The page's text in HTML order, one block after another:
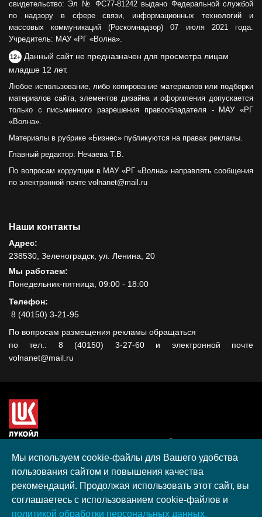
свидетельство: Эл № ФС77-81242 выдано Федеральной службой
по надзору в сфере связи, информационных технологий и
массовых коммуникаций (Роскомнадзор) 07 июля 2021 года.
Учредитель: МАУ «РГ «Волна».
12+ Данный сайт не предназначен для просмотра лицам
младше 12 лет.
Любое использование, либо копирование материалов или подборки
материалов сайта, элементов дизайна и оформления допускается
только с письменного разрешения правообладателя - МАУ «РГ
«Волна».
Материалы в рубрике «Бизнес» публикуются на правах рекламы.
Главный редактор: Нечаева Т.В.
По вопросам коррупции в МАУ «РГ «Волна» направлять сообщения
по электронной почте volnanet@mail.ru
Наши контакты
Адрес:
238530, Зеленоградск, ул. Ленина, 20
Мы работаем:
Понедельник-пятница, 09:00 - 18:00
Телефон:
8 (40150) 3-21-95
По вопросам размещения рекламы обращаться
по тел.: 8 (40150) 3-27-60 и электронной почте
volnanet@mail.ru
гранта, полученного в рамках XIII Конкурса социальных и
культурных проектов ПАО "ЛУКОЙЛ" на территории
Калининградской области в 2020 году
Согласие на обработку персональных данных
Разработка, поддержка и продвижение S-Media group
Мы используем cookie-файлы для Вашего удобства
пользования сайтом и повышения качества
рекомендаций. Продолжая использовать этот сайт, вы
соглашаетесь с использованием cookie-файлов и
политикой обработки персональных данных.